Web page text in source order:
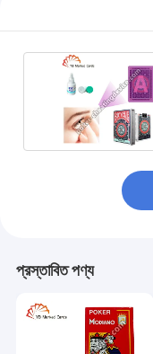
প্রস্তাবিত পণ্য